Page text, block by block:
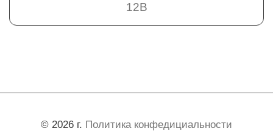
12В
© 2026 г. Политика конфедициальности